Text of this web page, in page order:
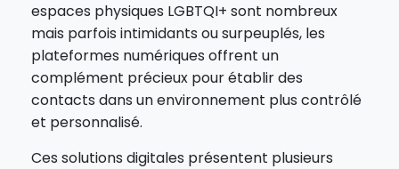
espaces physiques LGBTQI+ sont nombreux
mais parfois intimidants ou surpeuplés, les
plateformes numériques offrent un
complément précieux pour établir des
contacts dans un environnement plus contrôlé
et personnalisé.
Ces solutions digitales présentent plusieurs